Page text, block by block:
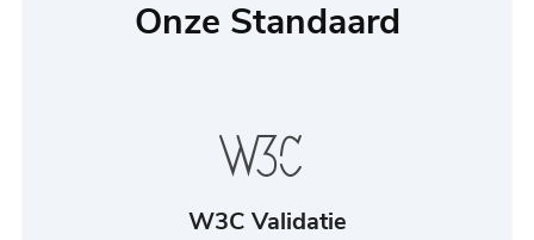
Onze Standaard
W3C Validatie